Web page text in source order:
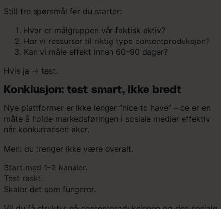
Still tre spørsmål før du starter:
Hvor er målgruppen vår faktisk aktiv?
Har vi ressurser til riktig type contentproduksjon?
Kan vi måle effekt innen 60–90 dager?
Hvis ja → test.
Konklusjon: test smart, ikke bredt
Nye plattformer er ikke lenger “nice to have” – de er en
måte å holde markedsføringen i sosiale medier effektiv
når konkurransen øker.
Men: du trenger ikke være overalt.
Start med 1–2 kanaler.
Test raskt.
Skaler det som fungerer.